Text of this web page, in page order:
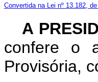
Convertida na Lei nº 13.182,
A
confere o
Provisória,